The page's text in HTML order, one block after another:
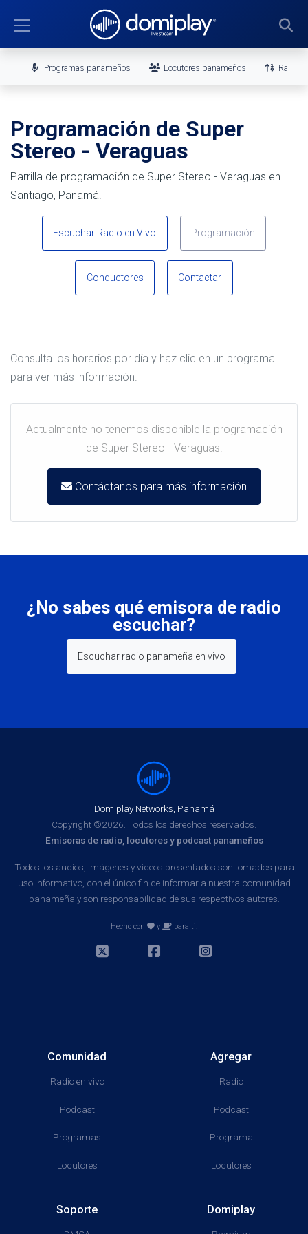
Programas panameños Locutores panameños
Programación de Super
Stereo - Veraguas
Parrilla de programación de Super Stereo - Veraguas en
Santiago, Panamá.
Escuchar Radio en Vivo Programación
Conductores Contactar
Consulta los horarios por día y haz clic en un programa
para ver más información.
Actualmente no tenemos disponible la programación
de Super Stereo - Veraguas.
Contáctanos para más información
¿No sabes qué emisora de radio
escuchar?
Escuchar radio panameña en vivo
Domiplay Networks, Panamá
Copyright ©2026. Todos los derechos reservados.
Emisoras de radio, locutores y podcast panameños
Todos los audios, imágenes y videos presentados son tomados para
uso informativo, con el único fin de informar a nuestra comunidad
panameña y son responsabilidad de sus respectivos autores.
Hecho con y para ti.
Comunidad
Radio en vivo
Podcast
Programas
Locutores
Agregar
Radio
Podcast
Programa
Locutores
Soporte Domiplay